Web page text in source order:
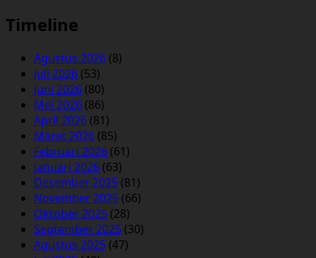
Timeline
Agustus 2026 (8)
Juli 2026 (53)
Juni 2026 (80)
Mei 2026 (86)
April 2026 (81)
Maret 2026 (85)
Februari 2026 (61)
Januari 2026 (63)
Desember 2025 (81)
November 2025 (66)
Oktober 2025 (28)
September 2025 (30)
Agustus 2025 (47)